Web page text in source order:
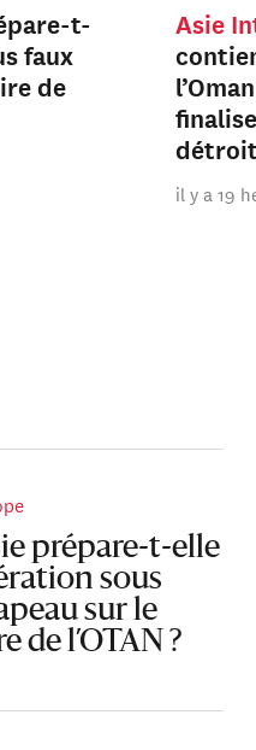
t-
faux
de
Asie
il y a 19
prépare-t-elle
sous
sur le
de l’OTAN ?